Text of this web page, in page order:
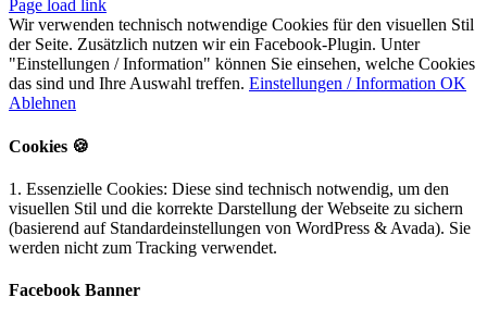
Page load link
Wir verwenden technisch notwendige Cookies für den visuellen Stil
der Seite. Zusätzlich nutzen wir ein Facebook-Plugin. Unter
"Einstellungen / Information" können Sie einsehen, welche Cookies
das sind und Ihre Auswahl treffen. Einstellungen / Information OK
Ablehnen
Cookies 🍪
1. Essenzielle Cookies: Diese sind technisch notwendig, um den
visuellen Stil und die korrekte Darstellung der Webseite zu sichern
(basierend auf Standardeinstellungen von WordPress & Avada). Sie
werden nicht zum Tracking verwendet.
Facebook Banner